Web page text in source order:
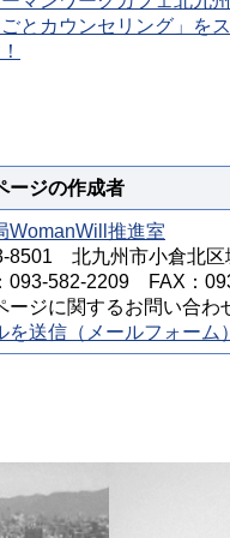
ごとカウンセリング」を
ージの作成者
WomanWill推進室
8501 北九州市小倉北区
093-582-2209 FAX：
ージに関するお問い合わ
を送信（メールフォーム）